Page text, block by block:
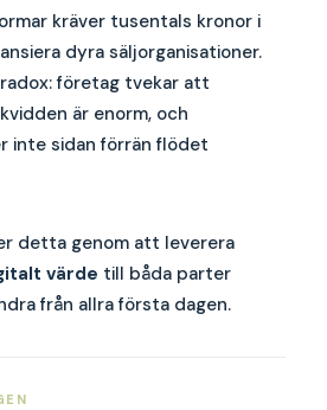
kräver tusentals kronor i
dyra säljorganisationer.
företag tvekar att
är enorm, och
inte sidan förrän flödet
detta genom att leverera
värde till båda parter
från allra första dagen.